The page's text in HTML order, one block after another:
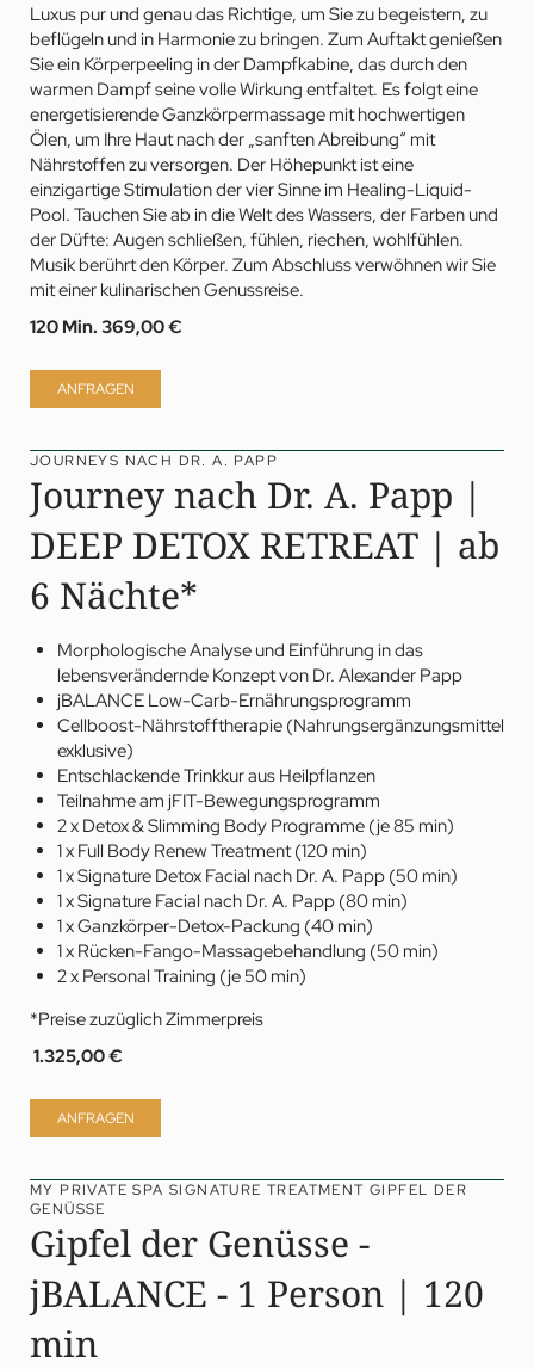
Luxus pur und genau das Richtige, um Sie zu begeistern, zu
beflügeln und in Harmonie zu bringen. Zum Auftakt genießen
Sie ein Körperpeeling in der Dampfkabine, das durch den
warmen Dampf seine volle Wirkung entfaltet. Es folgt eine
energetisierende Ganzkörpermassage mit hochwertigen
Ölen, um Ihre Haut nach der „sanften Abreibung“ mit
Nährstoffen zu versorgen. Der Höhepunkt ist eine
einzigartige Stimulation der vier Sinne im Healing-Liquid-
Pool. Tauchen Sie ab in die Welt des Wassers, der Farben und
der Düfte: Augen schließen, fühlen, riechen, wohlfühlen.
Musik berührt den Körper. Zum Abschluss verwöhnen wir Sie
mit einer kulinarischen Genussreise.
120 Min. 369,00 €
ANFRAGEN
JOURNEYS NACH DR. A. PAPP
Journey nach Dr. A. Papp |
DEEP DETOX RETREAT | ab
6 Nächte*
Morphologische Analyse und Einführung in das
lebensverändernde Konzept von Dr. Alexander Papp
jBALANCE Low-Carb-Ernährungsprogramm
Cellboost-Nährstofftherapie (Nahrungsergänzungsmittel
exklusive)
Entschlackende Trinkkur aus Heilpflanzen
Teilnahme am jFIT-Bewegungsprogramm
2 x Detox & Slimming Body Programme (je 85 min)
1 x Full Body Renew Treatment (120 min)
1 x Signature Detox Facial nach Dr. A. Papp (50 min)
1 x Signature Facial nach Dr. A. Papp (80 min)
1 x Ganzkörper-Detox-Packung (40 min)
1 x Rücken-Fango-Massagebehandlung (50 min)
2 x Personal Training (je 50 min)
*Preise zuzüglich Zimmerpreis
1.325,00 €
ANFRAGEN
MY PRIVATE SPA SIGNATURE TREATMENT GIPFEL DER
GENÜSSE
Gipfel der Genüsse -
jBALANCE - 1 Person | 120
min